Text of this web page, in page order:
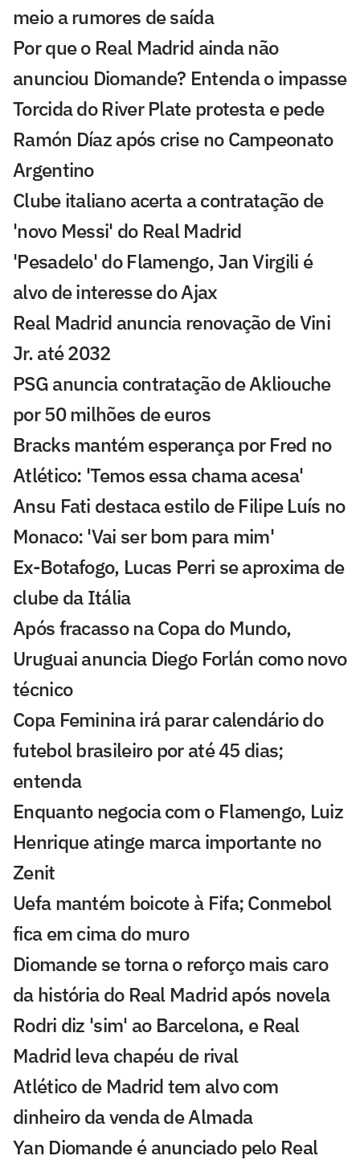
meio a rumores de saída
Por que o Real Madrid ainda não
anunciou Diomande? Entenda o impasse
Torcida do River Plate protesta e pede
Ramón Díaz após crise no Campeonato
Argentino
Clube italiano acerta a contratação de
'novo Messi' do Real Madrid
'Pesadelo' do Flamengo, Jan Virgili é
alvo de interesse do Ajax
Real Madrid anuncia renovação de Vini
Jr. até 2032
PSG anuncia contratação de Akliouche
por 50 milhões de euros
Bracks mantém esperança por Fred no
Atlético: 'Temos essa chama acesa'
Ansu Fati destaca estilo de Filipe Luís no
Monaco: 'Vai ser bom para mim'
Ex-Botafogo, Lucas Perri se aproxima de
clube da Itália
Após fracasso na Copa do Mundo,
Uruguai anuncia Diego Forlán como novo
técnico
Copa Feminina irá parar calendário do
futebol brasileiro por até 45 dias;
entenda
Enquanto negocia com o Flamengo, Luiz
Henrique atinge marca importante no
Zenit
Uefa mantém boicote à Fifa; Conmebol
fica em cima do muro
Diomande se torna o reforço mais caro
da história do Real Madrid após novela
Rodri diz 'sim' ao Barcelona, e Real
Madrid leva chapéu de rival
Atlético de Madrid tem alvo com
dinheiro da venda de Almada
Yan Diomande é anunciado pelo Real